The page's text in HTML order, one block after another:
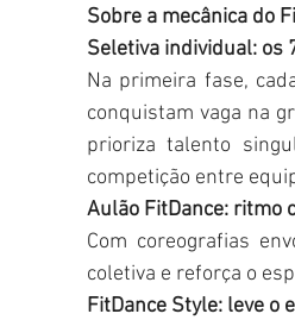
Sobre a mecânica do
Seletiva individual: os
Na primeira fase,
conquistam vaga na
prioriza talento
competição entre
Aulão FitDance: ritmo
Com coreografias
coletiva e reforça o
FitDance Style: leve o